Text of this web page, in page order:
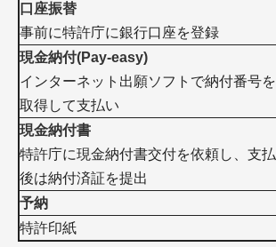
口座振替
事前に特許庁に銀行口座を登録
現金納付(Pay-easy)
インターネット出願ソフトで納付番号を
取得して支払い
現金納付書
特許庁に現金納付書交付を依頼し、支払
後は納付済証を提出
予納
特許印紙